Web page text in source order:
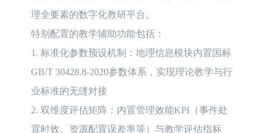
理全要素的数字化教研平台。
特别配置的教学辅助功能包括：
1. 标准化参数预设机制：地理信息模块内置国标
GB/T 30428.8-2020参数体系，实现理论教学与行
业标准的无缝对接
2. 双维度评估矩阵：内置管理效能KPI（事件处
置时效、资源配置误差率等）与教学评估指标